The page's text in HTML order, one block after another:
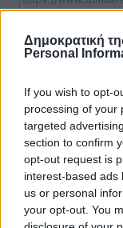
Δημοκρατική
Personal
If you wish to opt-
processing of your
targeted
section to confirm
opt-out request is
interest-based ads
us or personal
your opt-out. You
αίθριος καιρός
36%
14km/h
Δ-ΒΔ
24°/26°
20:07